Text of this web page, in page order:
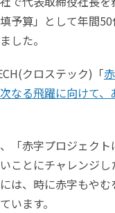
スク管理
予算」として年間
した。
クロステック)「
なる飛躍に向けて、
「赤字プロジェク
ことにチャレンジし
は、時に赤字もや
います。